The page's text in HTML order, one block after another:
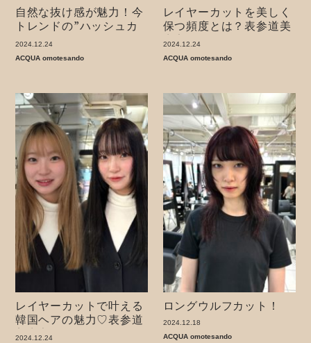
自然な抜け感が魅力！今
トレンドの”ハッシュカ
ット”とは？
2024.12.24
ACQUA omotesando
レイヤーカットを美しく
保つ頻度とは？表参道美
容室
2024.12.24
ACQUA omotesando
レイヤーカットで叶える
韓国ヘアの魅力♡表参道
美容室
2024.12.24
ロングウルフカット！
2024.12.18
ACQUA omotesando